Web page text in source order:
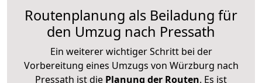
Routenplanung als Beiladung für
den Umzug nach Pressath
Ein weiterer wichtiger Schritt bei der
Vorbereitung eines Umzugs von Würzburg nach
Pressath ist die Planung der Routen. Es ist